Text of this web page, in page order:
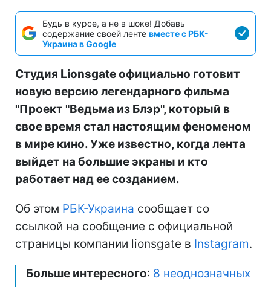
Будь в курсе, а не в шоке! Добавь
содержание своей ленте вместе с РБК-
Украина в Google
Студия Lionsgate официально готовит
новую версию легендарного фильма
"Проект "Ведьма из Блэр", который в
свое время стал настоящим феноменом
в мире кино. Уже известно, когда лента
выйдет на большие экраны и кто
работает над ее созданием.
Об этом РБК-Украина сообщает со
ссылкой на сообщение с официальной
страницы компании lionsgate в Instagram.
Больше интересного: 8 неоднозначных